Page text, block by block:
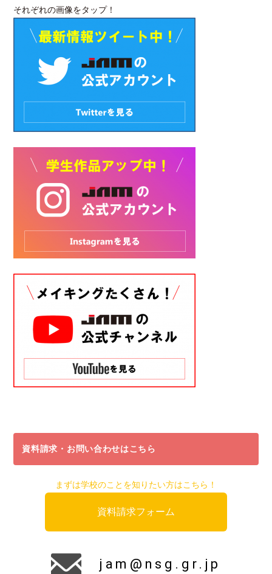
それぞれの画像をタップ！
資料請求・お問い合わせはこちら
まずは学校のことを知りたい方はこちら！
資料請求フォーム
jam@nsg.gr.jp